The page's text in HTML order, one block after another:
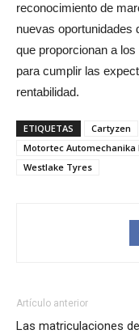
reconocimiento de
nuevas oportunidades
que proporcionan a
para cumplir las
rentabilidad.
ETIQUETAS Cartyzen
Motortec Automechanika
Westlake Tyres
Artículo anterior
Las matriculaciones